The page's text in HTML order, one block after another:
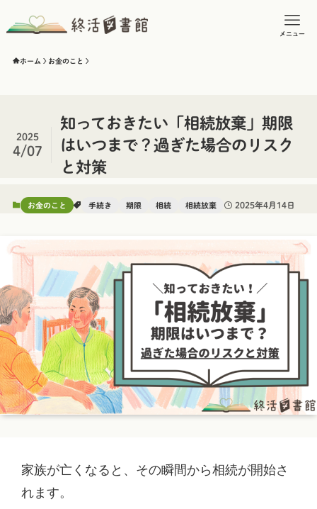
メニュー
ホーム お金のこと
知っておきたい「相続放棄」期限
はいつまで？過ぎた場合のリスク
と対策
2025
4/07
お金のこと 手続き 期限 相続 相続放棄 2025年4月14日
家族が亡くなると、その瞬間から相続が開始さ
れます。